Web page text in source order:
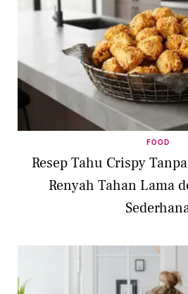
FOOD
Resep Tahu Crispy
Renyah Tahan Lama